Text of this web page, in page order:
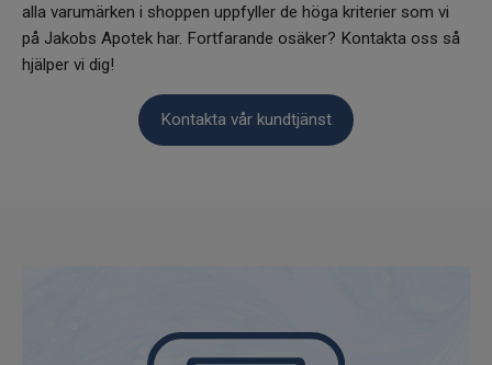
alla varumärken i shoppen uppfyller de höga kriterier som vi
på Jakobs Apotek har. Fortfarande osäker? Kontakta oss så
hjälper vi dig!
Kontakta vår kundtjänst